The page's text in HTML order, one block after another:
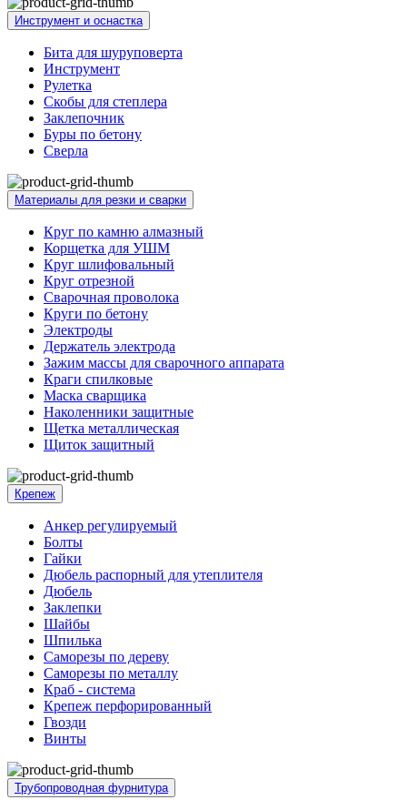
Инструмент и оснастка
Бита для шуруповерта
Инструмент
Рулетка
Скобы для степлера
Заклепочник
Буры по бетону
Сверла
Материалы для резки и сварки
Круг по камню алмазный
Корщетка для УШМ
Круг шлифовальный
Круг отрезной
Сварочная проволока
Круги по бетону
Электроды
Держатель электрода
Зажим массы для сварочного аппарата
Краги спилковые
Маска сварщика
Наколенники защитные
Щетка металлическая
Щиток защитный
Крепеж
Анкер регулируемый
Болты
Гайки
Дюбель распорный для утеплителя
Дюбель
Заклепки
Шайбы
Шпилька
Саморезы по дереву
Саморезы по металлу
Краб - система
Крепеж перфорированный
Гвозди
Винты
Трубопроводная фурнитура